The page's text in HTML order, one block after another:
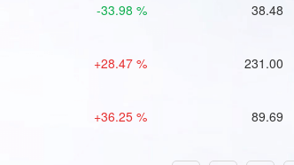
-33.98 % 38.48
+28.47 % 231.00
+36.25 % 89.69